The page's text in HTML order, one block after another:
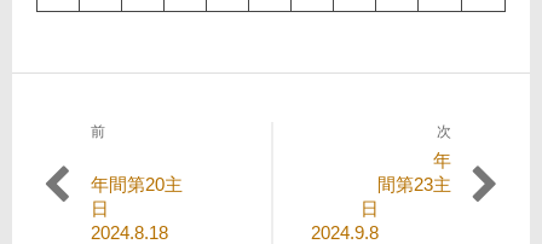
稿
前
去
の
投
年間第20主
日
2024.8.18
次
年
間第23主
日
2024.9.8